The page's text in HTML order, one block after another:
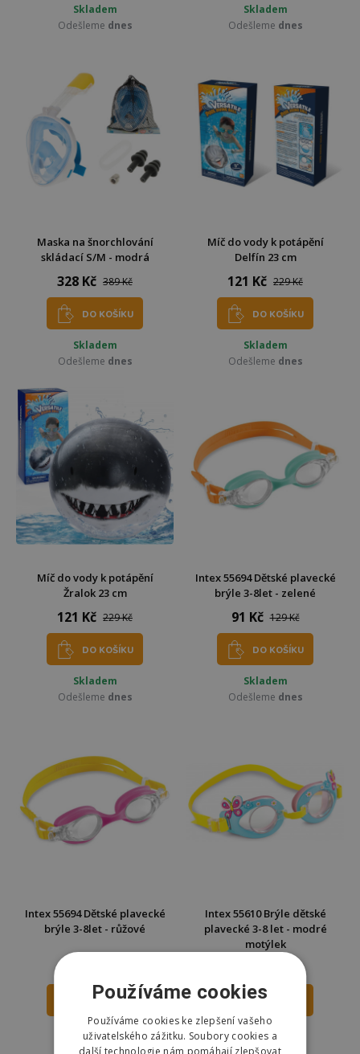
Skladem
Odešleme dnes
Skladem
Odešleme dnes
Maska na šnorchlování
skládací S/M - modrá
328 Kč 389 Kč
DO KOŠÍKU
Skladem
Odešleme dnes
Míč do vody k potápění
Delfín 23 cm
121 Kč 229 Kč
DO KOŠÍKU
Skladem
Odešleme dnes
Míč do vody k potápění
Žralok 23 cm
121 Kč 229 Kč
DO KOŠÍKU
Skladem
Odešleme dnes
Intex 55694 Dětské plavecké
brýle 3-8let - zelené
91 Kč 129 Kč
DO KOŠÍKU
Skladem
Odešleme dnes
Intex 55694 Dětské plavecké
brýle 3-8let - růžové
DO KOŠÍKU
Skladem
Odešlemednes
Intex 55610 Brýle dětské
plavecké 3-8 let - modré
motýlek
DO KOŠÍKU
Skladem
Odešlemednes
Používáme cookies
Používáme cookies ke zlepšení vašeho
uživatelského zážitku. Soubory cookies a
další technologie nám pomáhají zlepšovat